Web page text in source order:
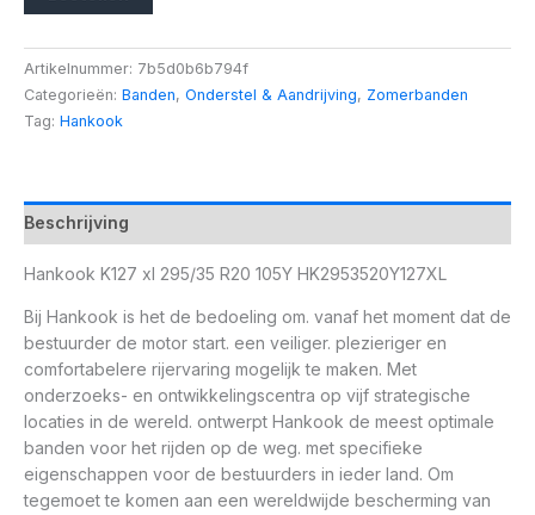
Artikelnummer: 7b5d0b6b794f
Categorieën: Banden, Onderstel & Aandrijving, Zomerbanden
Tag: Hankook
Beschrijving
Hankook K127 xl 295/35 R20 105Y HK2953520Y127XL
Bij Hankook is het de bedoeling om. vanaf het moment dat de
bestuurder de motor start. een veiliger. plezieriger en
comfortabelere rijervaring mogelijk te maken. Met
onderzoeks- en ontwikkelingscentra op vijf strategische
locaties in de wereld. ontwerpt Hankook de meest optimale
banden voor het rijden op de weg. met specifieke
eigenschappen voor de bestuurders in ieder land. Om
tegemoet te komen aan een wereldwijde bescherming van